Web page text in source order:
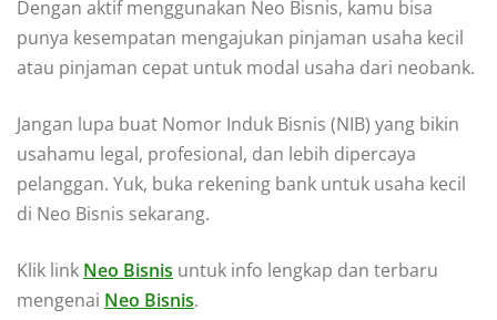
Dengan aktif menggunakan Neo Bisnis, kamu bisa
punya kesempatan mengajukan pinjaman usaha kecil
atau pinjaman cepat untuk modal usaha dari neobank.
Jangan lupa buat Nomor Induk Bisnis (NIB) yang bikin
usahamu legal, profesional, dan lebih dipercaya
pelanggan. Yuk, buka rekening bank untuk usaha kecil
di Neo Bisnis sekarang.
Klik link Neo Bisnis untuk info lengkap dan terbaru
mengenai Neo Bisnis.